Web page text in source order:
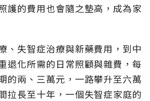
護的費用也會隨之墊高，成為家
、失智症治療與新藥費用，到中
退化所需的日常照顧與雜費，每
的兩、三萬元，一路攀升至六萬
拉長至十年，一個失智症家庭的